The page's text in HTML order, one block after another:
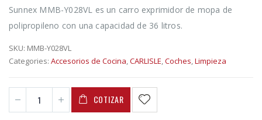
Sunnex MMB-Y028VL es un carro exprimidor de mopa de
polipropileno con una capacidad de 36 litros.
SKU: MMB-Y028VL
Categories: Accesorios de Cocina,CARLISLE,Coches,Limpieza
COTIZAR